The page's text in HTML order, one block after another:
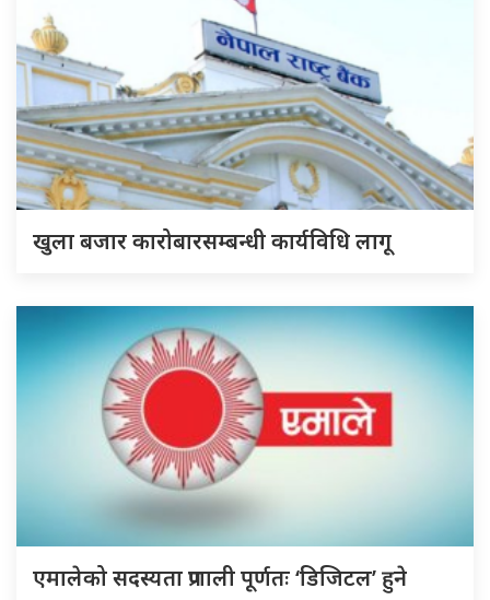
खुला बजार कारोबारसम्बन्धी कार्यविधि लागू
एमालेको सदस्यता प्रणाली पूर्णतः ‘डिजिटल’ हुने